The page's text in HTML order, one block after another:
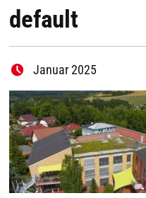
default
Januar 2025